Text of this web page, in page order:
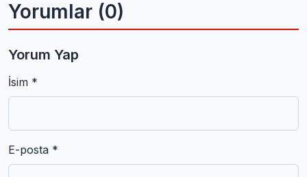
Yorumlar (0)
Yorum Yap
İsim *
E-posta *